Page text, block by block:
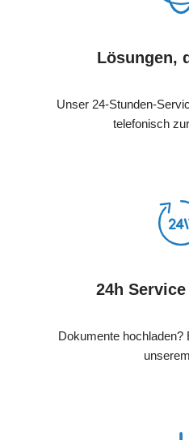
Lösungen,
Unser 24-Stunden-
telefonisch
24h
Dokumente hochladen?